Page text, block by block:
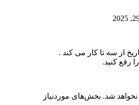
از سه تا کار می کند .
رفع کنید.
شد. بخش‌های موردنیاز